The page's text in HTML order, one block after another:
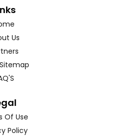
Us
Of Use
Policy